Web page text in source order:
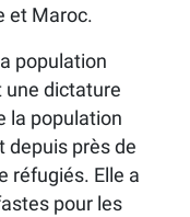
et Maroc.
population
une dictature
la population
depuis près de
réfugiés. Elle a
pour les